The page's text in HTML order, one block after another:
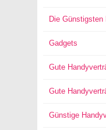
Die
Gadgets
Gute
Gute
Günstige